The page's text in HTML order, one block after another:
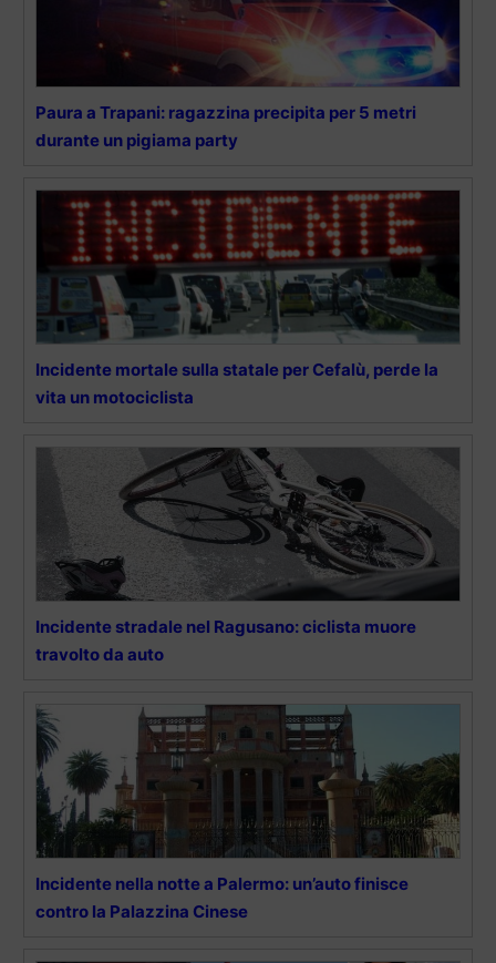
Paura a Trapani: ragazzina precipita per 5 metri
durante un pigiama party
Incidente mortale sulla statale per Cefalù, perde la
vita un motociclista
Incidente stradale nel Ragusano: ciclista muore
travolto da auto
Incidente nella notte a Palermo: un’auto finisce
contro la Palazzina Cinese